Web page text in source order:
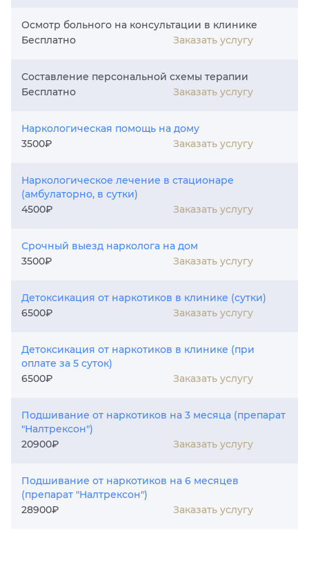
Осмотр больного на консультации в клинике
Бесплатно
Заказать услугу
Составление персональной схемы терапии
Бесплатно
Заказать услугу
Наркологическая помощь на дому
3500₽
Заказать услугу
Наркологическое лечение в стационаре
(амбулаторно, в сутки)
4500₽
Заказать услугу
Срочный выезд нарколога на дом
3500₽
Заказать услугу
Детоксикация от наркотиков в клинике (сутки)
6500₽
Заказать услугу
Детоксикация от наркотиков в клинике (при
оплате за 5 суток)
6500₽
Заказать услугу
Подшивание от наркотиков на 3 месяца (препарат
"Налтрексон")
20900₽
Заказать услугу
Подшивание от наркотиков на 6 месяцев
(препарат "Налтрексон")
28900₽
Заказать услугу